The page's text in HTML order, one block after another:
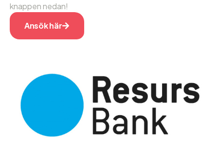
knappen nedan!
Ansök här